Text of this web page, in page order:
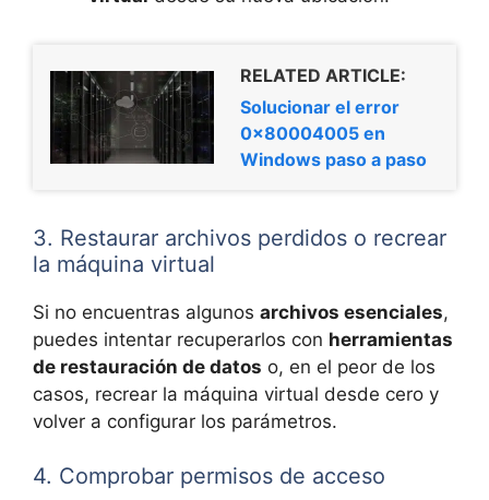
RELATED ARTICLE:
Solucionar el error
0x80004005 en
Windows paso a paso
3. Restaurar archivos perdidos o recrear
la máquina virtual
Si no encuentras algunos archivos esenciales,
puedes intentar recuperarlos con herramientas
de restauración de datos o, en el peor de los
casos, recrear la máquina virtual desde cero y
volver a configurar los parámetros.
4. Comprobar permisos de acceso